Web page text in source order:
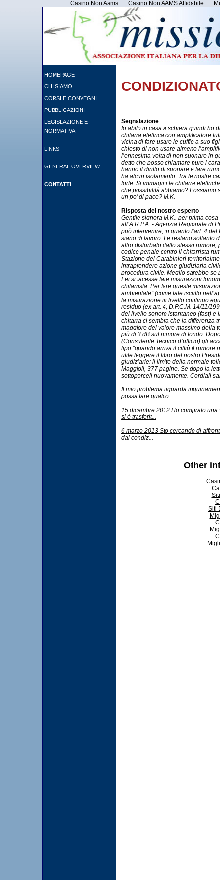
Casino Non Aams Casino Non AAMS Affidabile
HOMEPAGE
CHI SIAMO
CORSI E CONVEGNI
PUBBLICAZIONI
LEGISLAZIONE E
NORMATIVA
LINKS
GENERAL OVERVIEW
CONTATTI
Segnalazione
Io abito in casa a schiera quindi ho
chitarra elettrica con amplificatore
vicina di fare usare le cuffie a suo
chiesto di non usare almeno
l’ennesima volta di non suonare in
detto che posso chiamare pure i
hanno il diritto di suonare e fare
ha alcun isolamento. Tra le nostre
forte. Si immagini le chitarre
che possibilità abbiamo? Possiamo
un po’ di pace? M.K.
Risposta del nostro esperto
Gentile signora M.K., per prima
all’A.R.P.A. - Agenzia Regionale di
può intervenire, in quanto l’art. 4
siano di lavoro. Le restano soltanto
altro disturbato dallo stesso rumore,
codice penale contro il chitarrista
Stazione dei Carabinieri
intraprendere azione giudiziaria
procedura civile. Meglio sarebbe se
Lei si facesse fare misurazioni
chitarrista. Per fare queste
ambientale” (come tale iscritto
la misurazione in livello continuo
residuo (ex art. 4, D.P.C.M. 14/11/
del livello sonoro istantaneo (fast) e
chitarra ci sembra che la differenza
maggiore del valore massimo della
più di 3 dB sul rumore di fondo.
(Consulente Tecnico d’ufficio) gli
tipo “quando arriva il cittiù il rumore
utile leggere il libro del nostro
giudiziarie: il limite della normale
Maggioli, 377 pagine. Se dopo la
sottoporceli nuovamente. Cordiali
Il mio problema riguarda
possa fare qualco...
15 dicembre 2012 Ho comprato
si è trasferit...
6 marzo 2013 Sto cercando di
dai condiz...
Other
Siti